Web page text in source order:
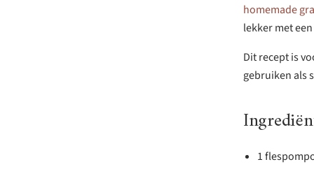
homemade
lekker met
Dit recept is
gebruiken als
1